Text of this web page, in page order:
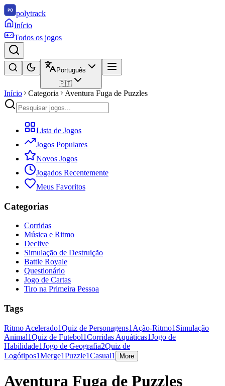
polytrack
Início
Todos os jogos
Português
🇵🇹
Início Categoria Aventura Fuga de Puzzles
Lista de Jogos
Jogos Populares
Novos Jogos
Jogados Recentemente
Meus Favoritos
Categorias
Corridas
Música e Ritmo
Declive
Simulação de Destruição
Battle Royale
Questionário
Jogo de Cartas
Tiro na Primeira Pessoa
Tags
Ritmo Acelerado1Quiz de Personagens1 Ação-Ritmo1 Simulação
Animal1Quiz de Futebol1Corridas Aquáticas1Jogo de
Habilidade1Jogo de Geografia2Quiz de
Logótipos1Merge1Puzzle1Casual1 More
Aventura Fuga de Puzzles